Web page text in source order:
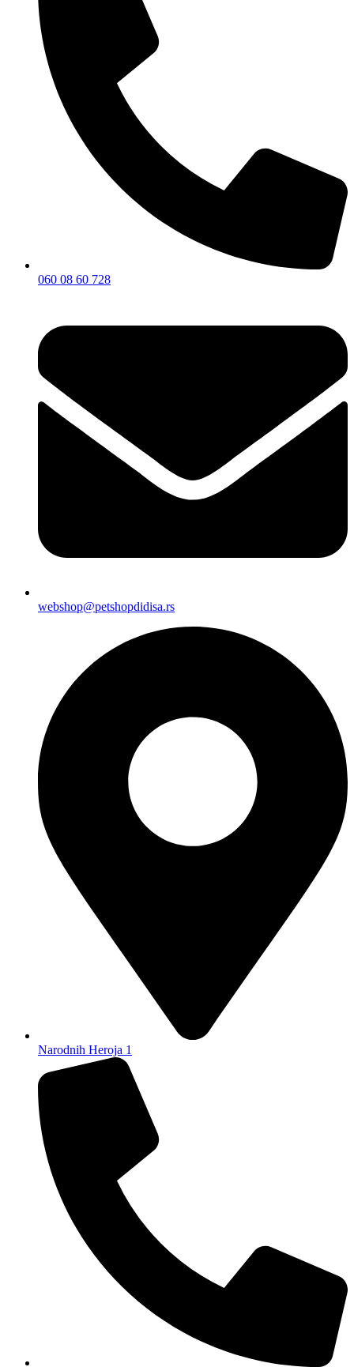
060 08 60 728
webshop@petshopdidisa.rs
Narodnih Heroja 1